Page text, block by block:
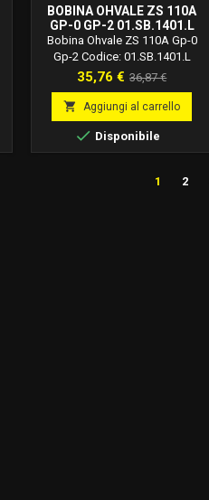
BOBINA OHVALE ZS 110A
GP-0 GP-2 01.SB.1401.L
Bobina Ohvale ZS 110A Gp-0
Gp-2 Codice: 01.SB.1401.L
Prezzo
35,76 € Prezzo
base
36,87 €
 Aggiungi al carrello
 Disponibile
1 2